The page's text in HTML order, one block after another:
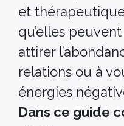
et
qu’elles
attirer
relations ou à
énergies
Dans ce guide